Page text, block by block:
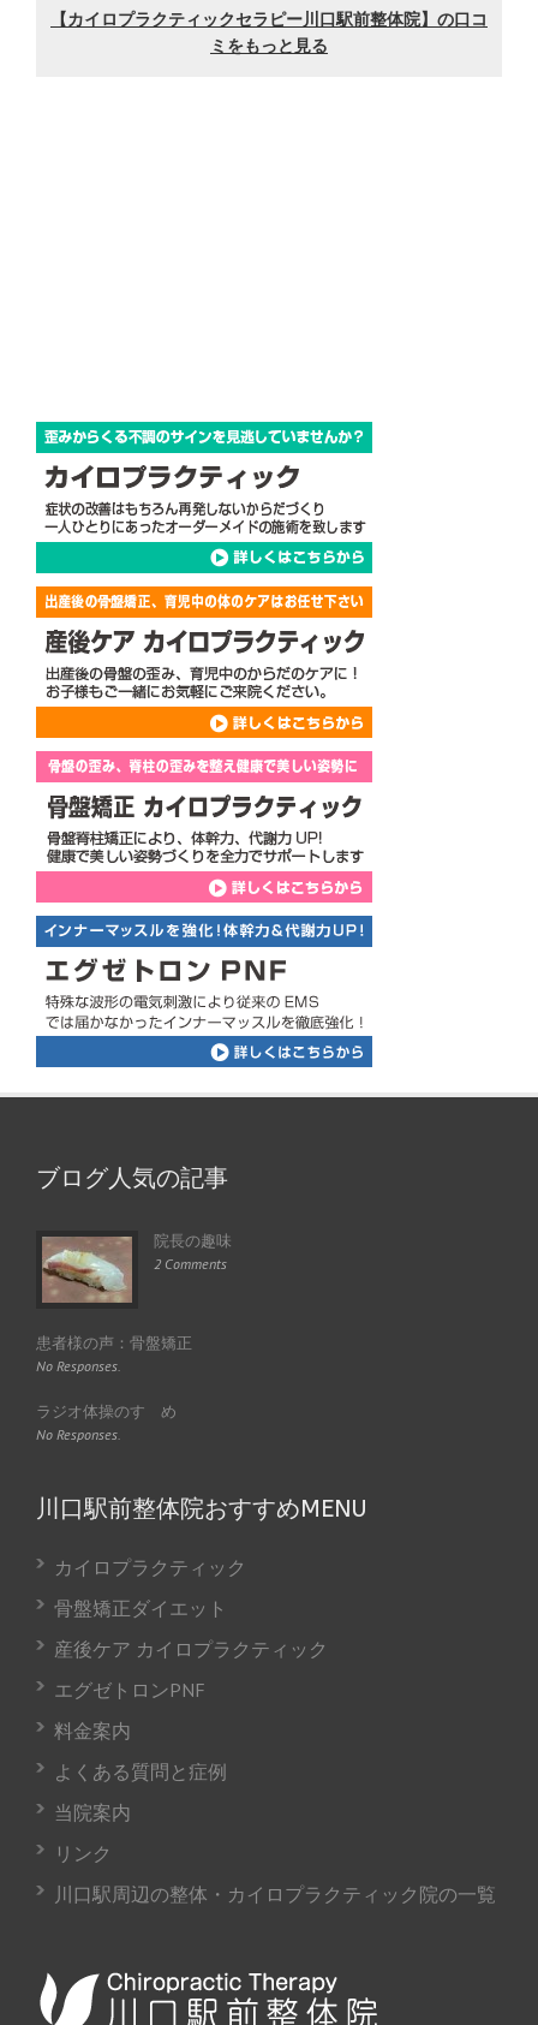
ブログ人気の記事
院長の趣味
2 Comments
患者様の声：骨盤矯正
No Responses.
ラジオ体操のすゝめ
No Responses.
川口駅前整体院おすすめMENU
カイロプラクティック
骨盤矯正ダイエット
産後ケア カイロプラクティック
エグゼトロンPNF
料金案内
よくある質問と症例
当院案内
リンク
川口駅周辺の整体・カイロプラクティック院の一覧